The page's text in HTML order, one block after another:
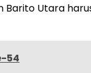
Utara
54